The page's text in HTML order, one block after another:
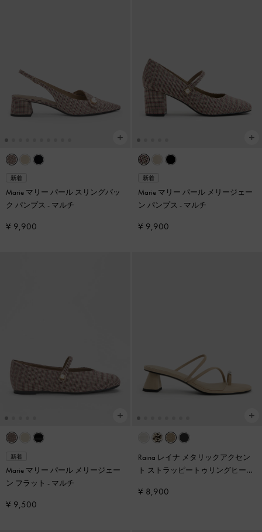
新着
Marie マリー パール スリングバッ
ク パンプス - マルチ
¥ 9,900
新着
Marie マリー パール メリージェー
ン パンプス - マルチ
¥ 9,900
新着
Marie マリー パール メリージェー
ン フラット - マルチ
¥ 9,500
Raina レイナ メタリックアクセン
ト ストラッピートゥリングヒール
¥ 8,900